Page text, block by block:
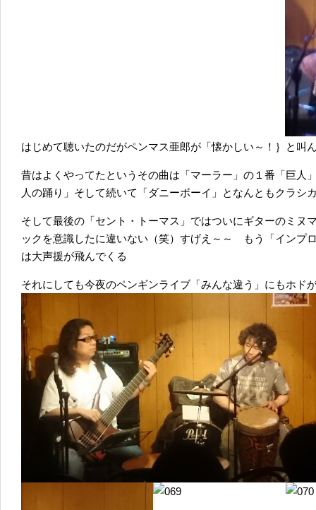
はじめて聴いたのだがペンマス亜郎が「懐かしい～！｝と叫
昔はよくやってたというその曲は「マーラー」の１番「巨
人の踊り」そして続いて「ダニーボーイ」となんともクラシ
そして最後の「セント・トーマス」ではついにギターのミ
ックを意識したに違いない（笑）すげえ～～ もう「インプ
は大声援が飛んでくる
それにしても今夜のペンギンライブ「みんな違う」にもホド